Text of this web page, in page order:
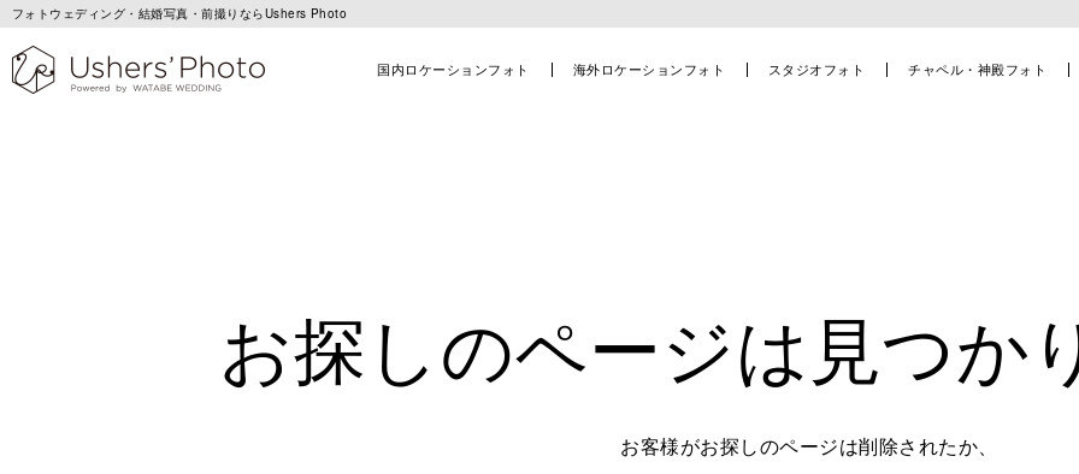
国内ロケーションフォト 海外ロケーションフォト スタジオフォト チャペル・神殿フォト
フォトウェディング・結婚写真・前撮りならUshers Photo
お探しのページは見つか
お客様がお探しのページは削除されたか、